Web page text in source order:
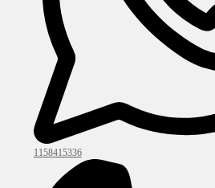
1158415336